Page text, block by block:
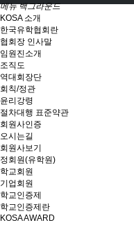
메뉴 백그라운드
KOSA 소개
한국유학협회란
협회장 인사말
임원진소개
조직도
역대회장단
회칙/정관
윤리강령
절차대행 표준약관
회원사인증
오시는길
회원사보기
정회원(유학원)
학교회원
기업회원
학교인증제
학교인증제란
KOSA AWARD